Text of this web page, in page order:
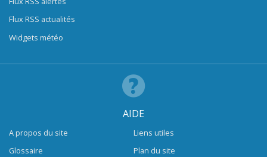
Flux RSS actualités
Widgets météo
AIDE
A propos du site
Glossaire
Liens utiles
Plan du site